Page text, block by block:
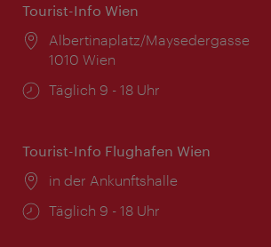
Tourist-Info Wien
Ort:
Albertinaplatz/Maysedergasse
1010 Wien
Öffnungszeiten:
Täglich 9 - 18 Uhr
Tourist-Info Flughafen Wien
Ort:
in der Ankunftshalle
Öffnungszeiten:
Täglich 9 - 18 Uhr